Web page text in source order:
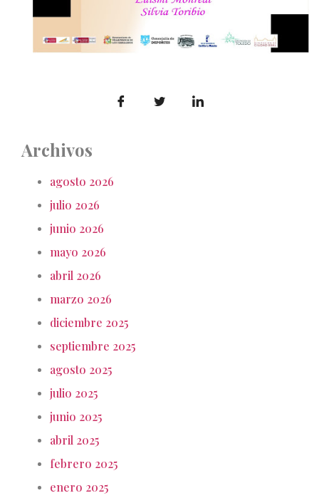
Archivos
agosto 2026
julio 2026
junio 2026
mayo 2026
abril 2026
marzo 2026
diciembre 2025
septiembre 2025
agosto 2025
julio 2025
junio 2025
abril 2025
febrero 2025
enero 2025